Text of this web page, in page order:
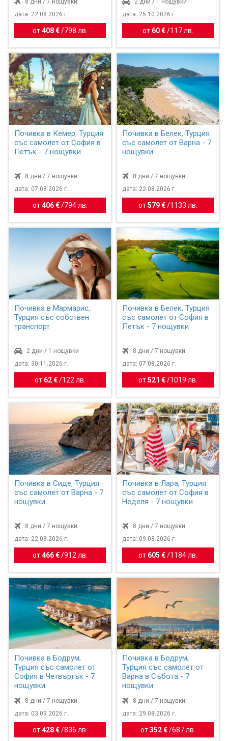
дата: 22.08.2026 г.
от408 € / 798 лв.
дата: 25.10.2026 г.
от 60 €/ 117 лв.
Почивка в Кемер, Турция
със самолет от София в
Петък - 7 нощувки
8 дни / 7 нощувки
дата: 07.08.2026 г.
от406 € / 794 лв.
Почивка в Белек, Турция
със самолет от Варна - 7
нощувки
8 дни / 7 нощувки
дата: 22.08.2026 г.
от579 €/ 1133 лв.
Почивка в Мармарис,
Турция със собствен
транспорт
2 дни / 1 нощувки
дата: 30.11.2026 г.
от 62 € / 122 лв.
Почивка в Белек, Турция
със самолет от София в
Петък - 7 нощувки
8 дни / 7 нощувки
дата: 07.08.2026 г.
от521 €/ 1019 лв.
Почивка в Сиде, Турция
със самолет от Варна - 7
нощувки
8 дни / 7 нощувки
дата: 22.08.2026 г.
от466 € /912 лв.
Почивка в Лара, Турция
със самолет от София в
Неделя - 7 нощувки
8 дни / 7 нощувки
дата: 09.08.2026 г.
от 605 €/ 1184 лв.
Почивка в Бодрум,
Турция със самолет от
София в Четвъртък - 7
нощувки
8 дни / 7 нощувки
дата: 03.09.2026 г.
от428 € /836 лв.
Почивка в Бодрум,
Турция със самолет от
Варна в Събота - 7
нощувки
8 дни / 7 нощувки
дата: 29.08.2026 г.
от352 €/687 лв.